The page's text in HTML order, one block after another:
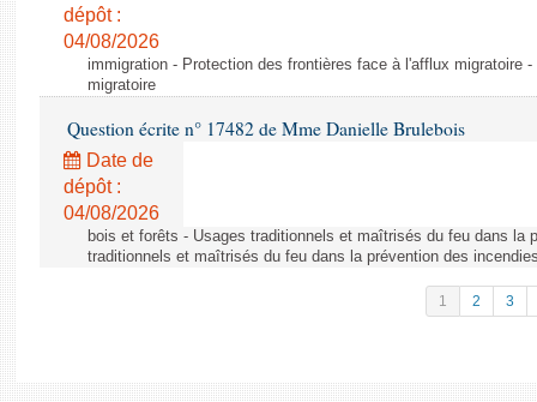
dépôt :
04/08/2026
immigration - Protection des frontières face à l'afflux migratoire
migratoire
Question écrite n° 17482 de Mme Danielle Brulebois
Date de
dépôt :
04/08/2026
bois et forêts - Usages traditionnels et maîtrisés du feu dans la
traditionnels et maîtrisés du feu dans la prévention des
1 2 3